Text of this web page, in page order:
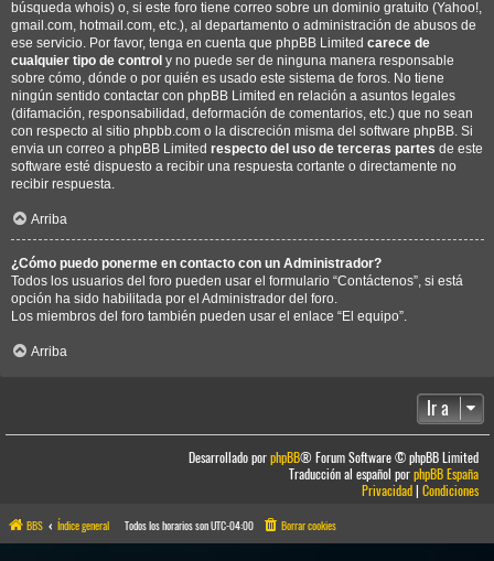
búsqueda whois) o, si este foro tiene correo sobre un dominio gratuito (Yahoo!,
gmail.com, hotmail.com, etc.), al departamento o administración de abusos de
ese servicio. Por favor, tenga en cuenta que phpBB Limited carece de
cualquier tipo de control y no puede ser de ninguna manera responsable
sobre cómo, dónde o por quién es usado este sistema de foros. No tiene
ningún sentido contactar con phpBB Limited en relación a asuntos legales
(difamación, responsabilidad, deformación de comentarios, etc.) que no sean
con respecto al sitio phpbb.com o la discreción misma del software phpBB. Si
envia un correo a phpBB Limited respecto del uso de terceras partes de este
software esté dispuesto a recibir una respuesta cortante o directamente no
recibir respuesta.
Arriba
¿Cómo puedo ponerme en contacto con un Administrador?
Todos los usuarios del foro pueden usar el formulario “Contáctenos”, si está
opción ha sido habilitada por el Administrador del foro.
Los miembros del foro también pueden usar el enlace “El equipo”.
Arriba
Ir a
Desarrollado porphpBB® Forum Software © phpBB Limited
Traducción al español porphpBB España
Privacidad|Condiciones
BBS Índice general Todos los horarios sonUTC-04:00 Borrar cookies